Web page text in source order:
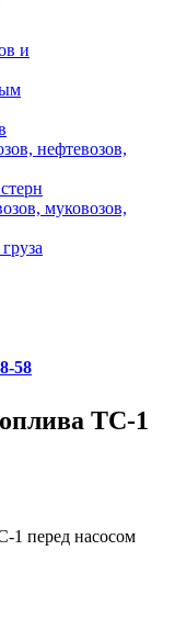
и
нефтевозов,
муковозов,
58
ТС-1
1 перед насосом